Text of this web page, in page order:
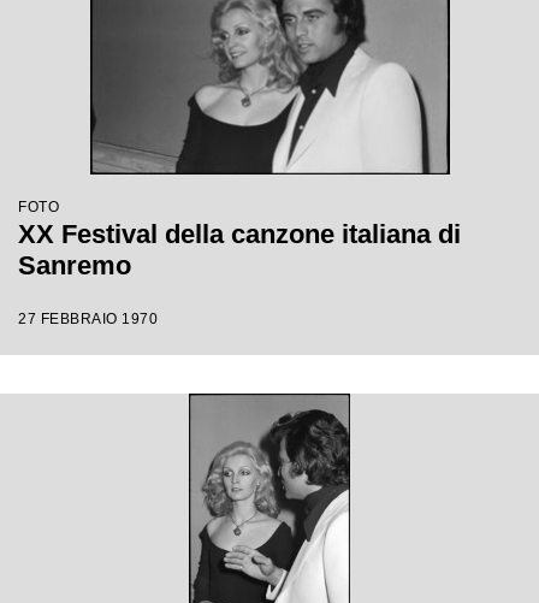
FOTO
XX Festival della canzone italiana di
Sanremo
27 FEBBRAIO 1970